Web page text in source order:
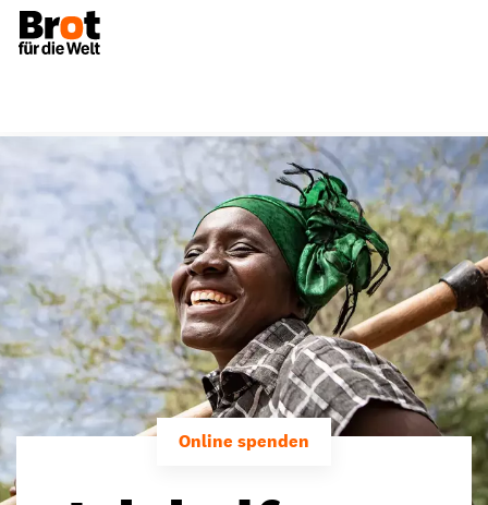
Online spenden